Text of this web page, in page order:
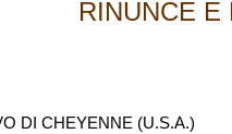
RINUNCE E
DI CHEYENNE (U.S.A.)